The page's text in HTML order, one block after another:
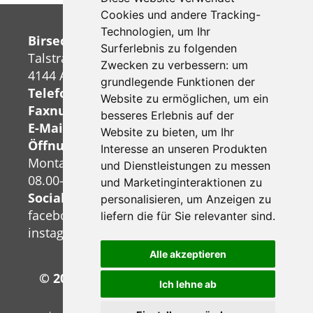
Cookies und andere Tracking-
Technologien, um Ihr
Surferlebnis zu folgenden
Zwecken zu verbessern: um
grundlegende Funktionen der
Website zu ermöglichen, um ein
besseres Erlebnis auf der
Website zu bieten, um Ihr
Interesse an unseren Produkten
und Dienstleistungen zu messen
und Marketinginteraktionen zu
personalisieren, um Anzeigen zu
liefern die für Sie relevanter sind.
Alle akzeptieren
Ich lehne ab
Birseck-Reisen+Transporte AG
Talstrasse 38
4144 Arlesheim
Telefonnummer:+41 (0)61 706 94 54
Faxnummer:+41 (0)61 706 94 55
E-Mail:
info@birseck-reisen.ch
Öffnungszeiten Büro:
Montag bis Freitag
08.00-12.00 Uhr und 13.30-18.00 Uhr
Socialmedia:
facebook
instagram
© 2026 Birseck-Reisen+Transporte AG
created byvistabus.de